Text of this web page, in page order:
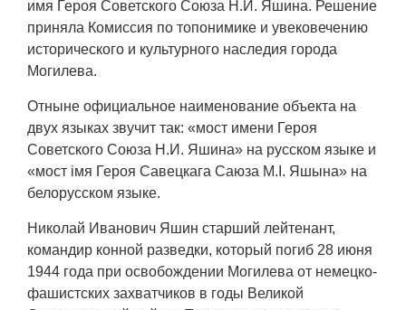
имя Героя Советского Союза Н.И. Яшина. Решение
приняла Комиссия по топонимике и увековечению
исторического и культурного наследия города
Могилева.
Отныне официальное наименование объекта на
двух языках звучит так: «мост имени Героя
Советского Союза Н.И. Яшина» на русском языке и
«мост імя Героя Савецкага Саюза М.І. Яшына» на
белорусском языке.
Николай Иванович Яшин старший лейтенант,
командир конной разведки, который погиб 28 июня
1944 года при освобождении Могилева от немецко-
фашистских захватчиков в годы Великой